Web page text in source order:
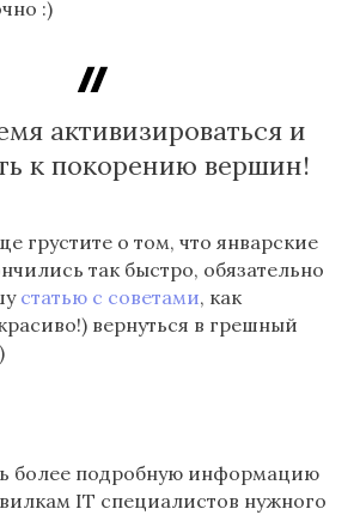
:)
активизироваться и
к покорению вершин!
грустите о том, что январские
так быстро, обязательно
статью с советами, как
вернуться в грешный
более подробную информацию
IT специалистов нужного